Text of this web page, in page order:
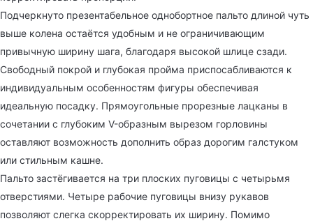
Подчеркнуто презентабельное однобортное пальто длиной чуть
выше колена остаётся удобным и не ограничивающим
привычную ширину шага, благодаря высокой шлице сзади.
Свободный покрой и глубокая пройма приспосабливаются к
индивидуальным особенностям фигуры обеспечивая
идеальную посадку. Прямоугольные прорезные лацканы в
сочетании с глубоким V-образным вырезом горловины
оставляют возможность дополнить образ дорогим галстуком
или стильным кашне.
Пальто застёгивается на три плоских пуговицы с четырьмя
отверстиями. Четыре рабочие пуговицы внизу рукавов
позволяют слегка скорректировать их ширину. Помимо